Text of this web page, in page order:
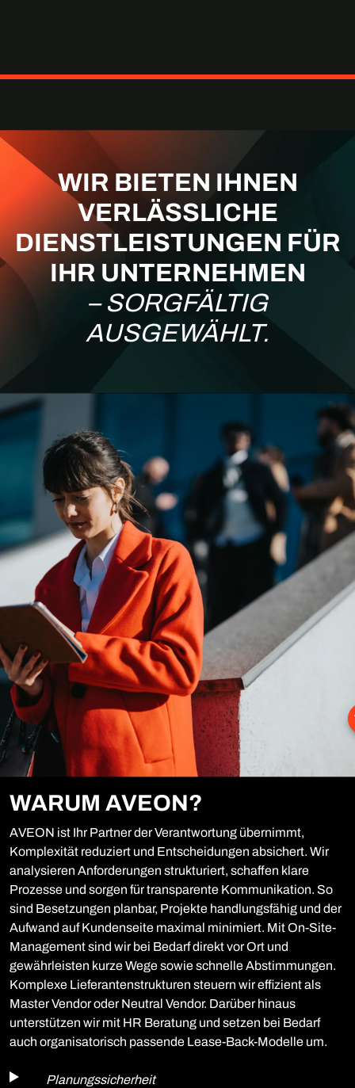
WIR BIETEN IHNEN
VERLÄSSLICHE
DIENSTLEISTUNGEN FÜR
IHR UNTERNEHMEN
– SORGFÄLTIG
AUSGEWÄHLT.
WARUM AVEON?
AVEON ist Ihr Partner der Verantwortung übernimmt,
Komplexität reduziert und Entscheidungen absichert. Wir
analysieren Anforderungen strukturiert, schaffen klare
Prozesse und sorgen für transparente Kommunikation. So
sind Besetzungen planbar, Projekte handlungsfähig und der
Aufwand auf Kundenseite maximal minimiert. Mit On-Site-
Management sind wir bei Bedarf direkt vor Ort und
gewährleisten kurze Wege sowie schnelle Abstimmungen.
Komplexe Lieferantenstrukturen steuern wir effizient als
Master Vendor oder Neutral Vendor. Darüber hinaus
unterstützen wir mit HR Beratung und setzen bei Bedarf
auch organisatorisch passende Lease-Back-Modelle um.
Planungssicherheit